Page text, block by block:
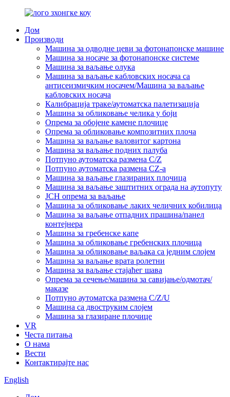
Дом
Производи
Машина за одводне цеви за фотонапонске машине
Машина за носаче за фотонапонске системе
Машина за ваљање олука
Машина за ваљање кабловских носача са
антисеизмичким носачем/Машина за ваљање
кабловских носача
Калибрација траке/аутоматска палетизација
Машина за обликовање челика у боји
Опрема за обојене камене плочице
Опрема за обликовање композитних плоча
Машина за ваљање валовитог картона
Машина за ваљање подних палуба
Потпуно аутоматска размена C/Z
Потпуно аутоматска размена CZ-а
Машина за ваљање глазираних плочица
Машина за ваљање заштитних ограда на аутопуту
JCH опрема за ваљање
Машина за обликовање лаких челичних кобилица
Машина за ваљање отпадних прашина/панел
контејнера
Машина за гребенске капе
Машина за обликовање гребенских плочица
Машина за обликовање ваљака са једним слојем
Машина за ваљање врата ролетни
Машина за ваљање стајаћег шава
Опрема за сечење/машина за савијање/одмотач/
маказе
Потпуно аутоматска размена C/Z/U
Машина са двоструким слојем
Машина за глазиране плочице
VR
Честа питања
О нама
Вести
Контактирајте нас
English